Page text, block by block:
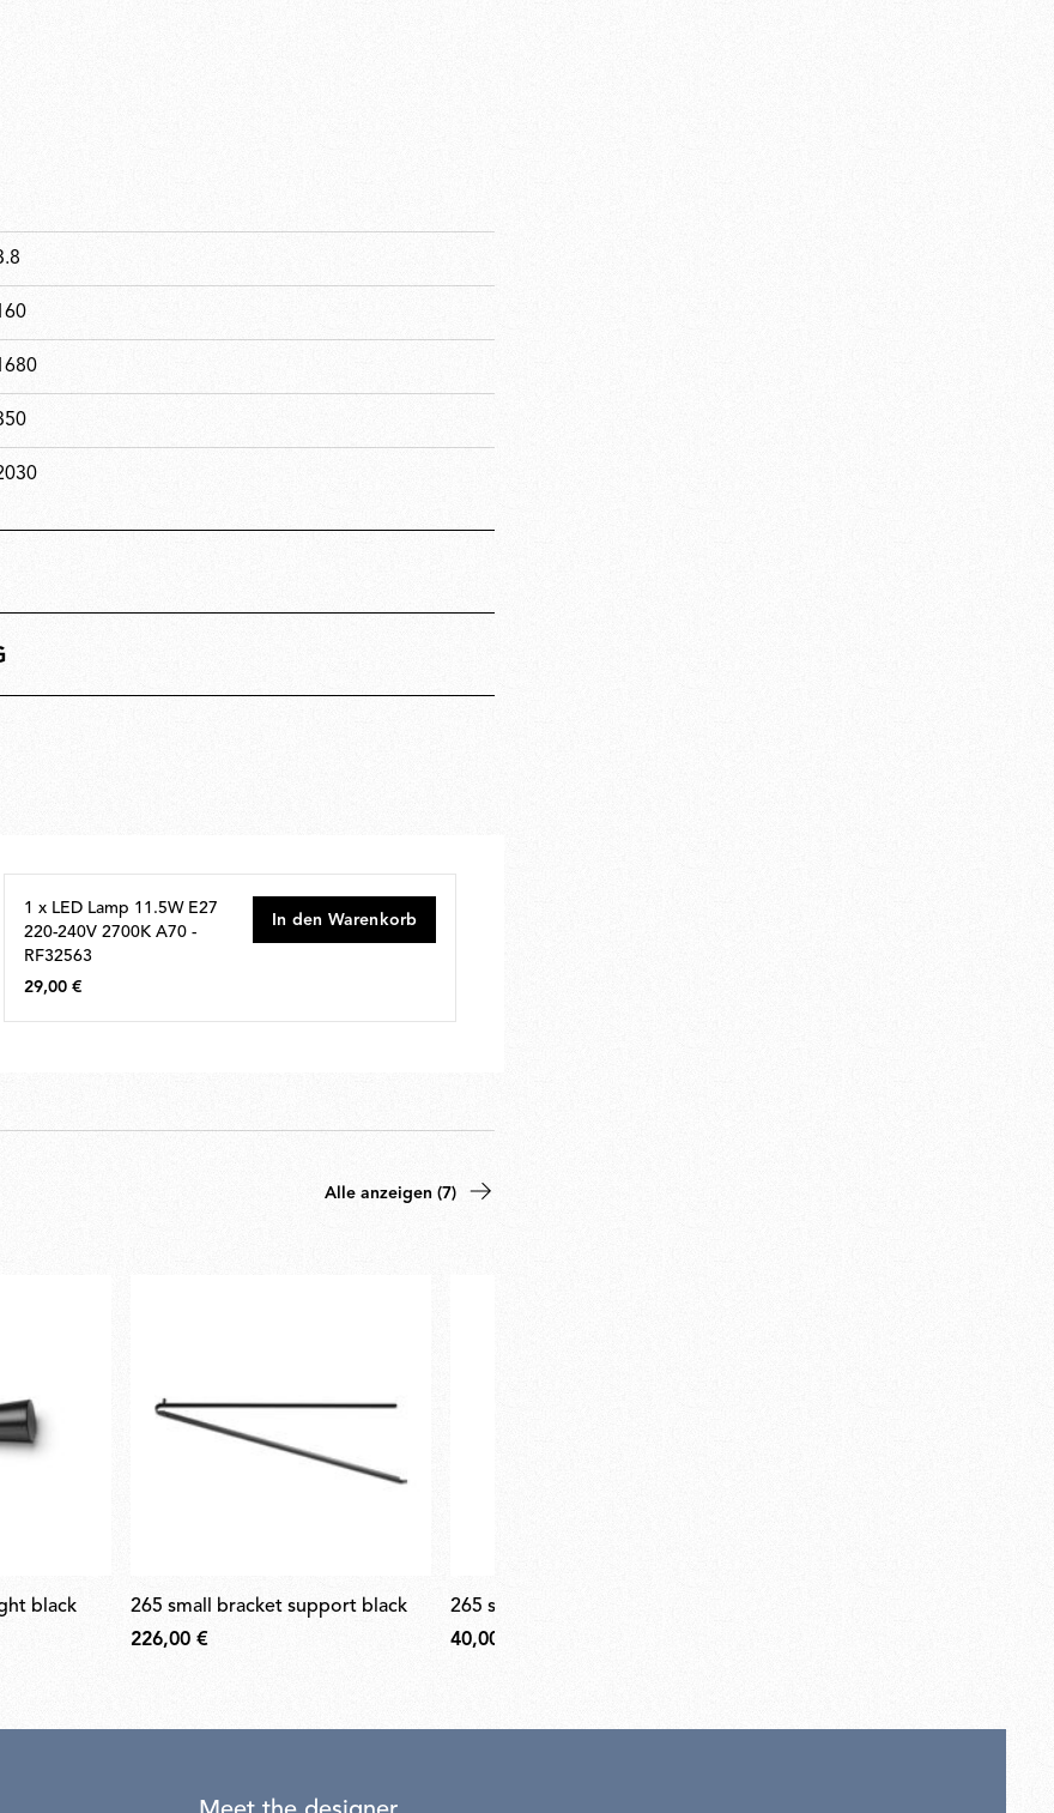
1 x LED Lamp 11.5W E27
220-240V 2700K A70 -
RF32563
29,00
€
29,00 €
In den Warenkorb
Alle anzeigen (7)
black
265 small bracket support black
226,00 €
265 small wall attachment black
40,00 €